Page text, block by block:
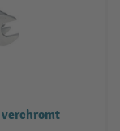
verchromt